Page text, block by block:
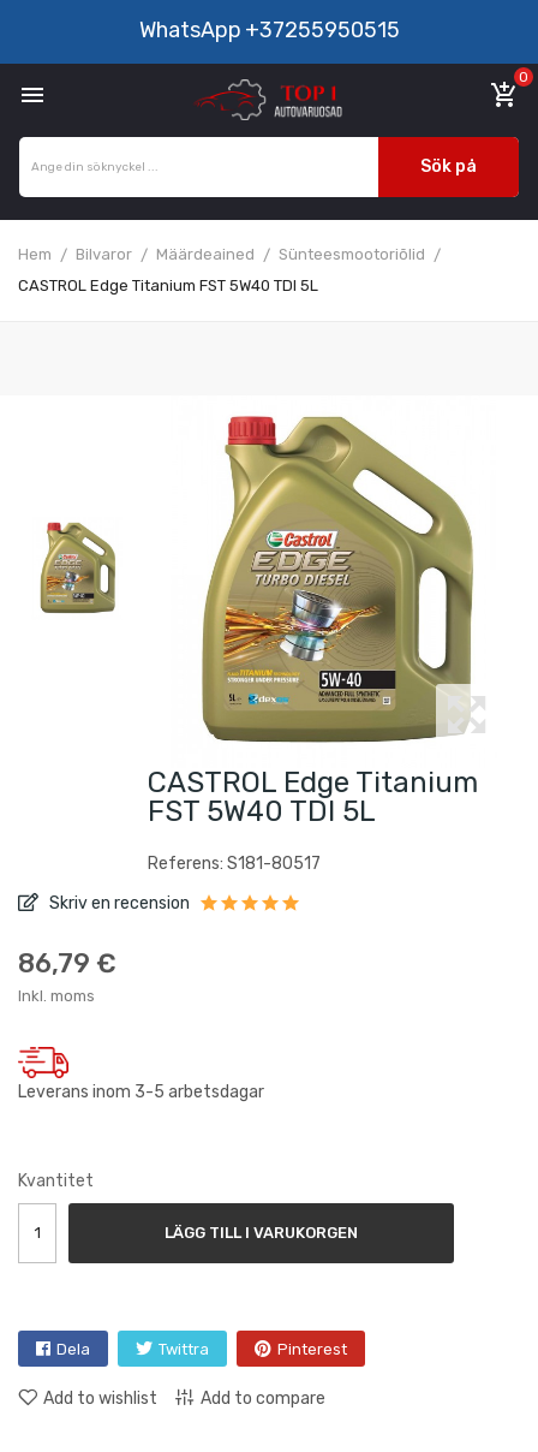
WhatsApp +37255950515
 add_shopping_cart
0
Sök på
Hem Bilvaror Määrdeained
Sünteesmootoriõlid
CASTROL Edge Titanium FST 5W40 TDI 5L
CASTROL Edge Titanium
FST 5W40 TDI 5L
Referens: S181-80517
Skriv en recension
86,79 €
Inkl. moms
Leverans inom 3-5 arbetsdagar
Kvantitet
LÄGG TILL I VARUKORGEN
Dela Twittra Pinterest
Add to wishlist Add to compare